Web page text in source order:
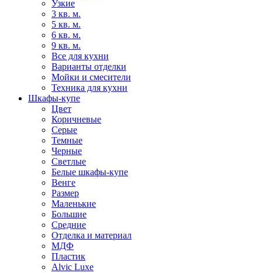
Узкие
3 кв. м.
5 кв. м.
6 кв. м.
9 кв. м.
Все для кухни
Варианты отделки
Мойки и смесители
Техника для кухни
Шкафы-купе
Цвет
Коричневые
Серые
Темные
Черные
Светлые
Белые шкафы-купе
Венге
Размер
Маленькие
Большие
Средние
Отделка и материал
МДФ
Пластик
Alvic Luxe